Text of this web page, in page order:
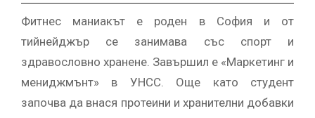
Фитнес маниакът е роден в София и от
тийнейджър се занимава със спорт и
здравословно хранене. Завършил е «Маркетинг и
мениджмънт» в УНСС. Още като студент
започва да внася протеини и хранителни добавки